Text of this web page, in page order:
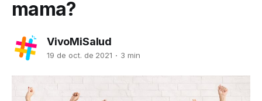
mama?
VivoMiSalud
19 de oct. de 2021 3 min